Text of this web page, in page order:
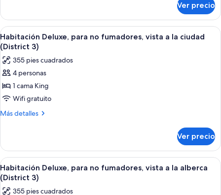
size,
para
fumadores
(District
3)
Deluxe,
cama
King
size,
para
fumadores
(District
3)
Ver precio
Abrir
todas
las
fotos
de
Habitación
Deluxe,
para
vista
a
la
ciudad
(District
Una habitación de hotel moderna
7
Habitación Deluxe, para no fumadores, vista a la ciudad
(District 3)
355 pies cuadrados
4 personas
1 cama King
Wifi gratuito
Más detalles
Más
Deluxe,
para
no
fumadores,
vista
a
Ver precio
Abrir
todas
las
Una habitación de hotel moderna
6
Habitación Deluxe, para no fumadores, vista a la alberca
(District 3)
355 pies cuadrados